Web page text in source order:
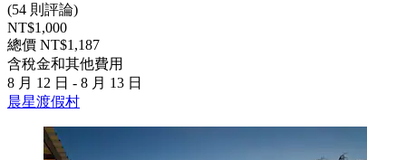
(54 則評論)
NT$1,000
總價 NT$1,187
含稅金和其他費用
8 月 12 日 - 8 月 13 日
晨星渡假村